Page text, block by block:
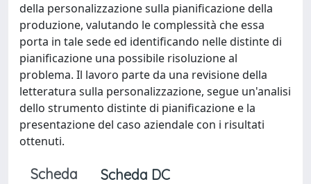
della personalizzazione sulla pianificazione della
produzione, valutando le complessità che essa
porta in tale sede ed identificando nelle distinte di
pianificazione una possibile risoluzione al
problema. Il lavoro parte da una revisione della
letteratura sulla personalizzazione, segue un'analisi
dello strumento distinte di pianificazione e la
presentazione del caso aziendale con i risultati
ottenuti.
Scheda Scheda DC